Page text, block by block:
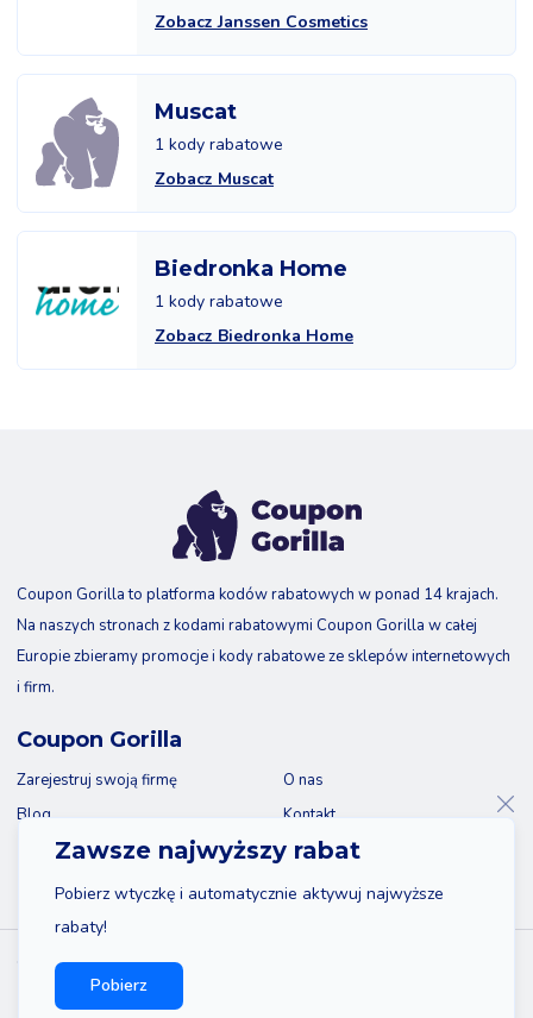
Zobacz Janssen Cosmetics
Muscat
1 kody rabatowe
Zobacz Muscat
Biedronka Home
1 kody rabatowe
Zobacz Biedronka Home
Zawsze najwyższy rabat
Pobierz wtyczkę i automatycznie aktywuj najwyższe
rabaty!
Pobierz
Coupon Gorilla to platforma kodów rabatowych w ponad 14 krajach.
Na naszych stronach z kodami rabatowymi Coupon Gorilla w całej
Europie zbieramy promocje i kody rabatowe ze sklepów internetowych
i firm.
Coupon Gorilla
Zarejestruj swoją firmę
Blog
O nas
Kontakt
© 2026 Coupon Gorilla
Oświadczenie